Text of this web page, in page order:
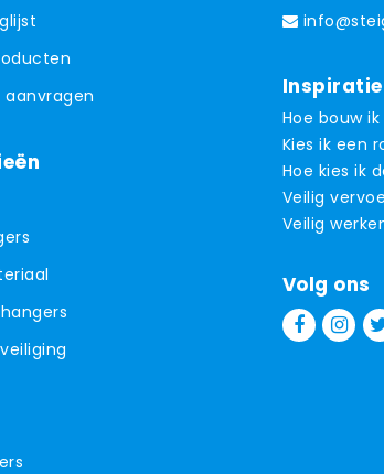
aanvragen
Inspiratie
Hoe bouw
Kies ik een
Hoe kies ik
Veilig
Veilig
Volg ons